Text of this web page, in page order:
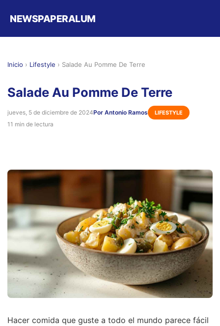
NEWSPAPERALUM
Inicio › Lifestyle › Salade Au Pomme De Terre
Salade Au Pomme De Terre
jueves, 5 de diciembre de 2024Por Antonio Ramos LIFESTYLE
11 min de lectura
Hacer comida que guste a todo el mundo parece fácil